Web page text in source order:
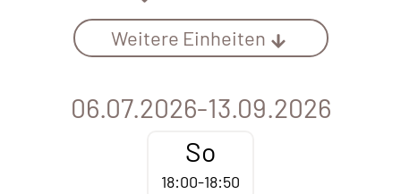
Weitere Einheiten
06.07.2026-13.09.2026
So
18:00-18:50